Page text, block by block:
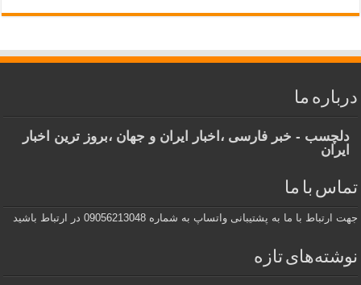
درباره ما
دلچسب - خبر فارسی ،اخبار ایران و جهان ،بروز ترین اخبار
ایران
تماس با ما
جهت ارتباط با ما به پشتیبانی واتساپ به شماره 09056213048 در ارتباط باشید
نوشته‌های تازه